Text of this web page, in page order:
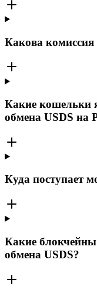
Какова комиссия
Какие кошельки
обмена USDS на
Куда поступает
Какие блокчейны
обмена USDS?